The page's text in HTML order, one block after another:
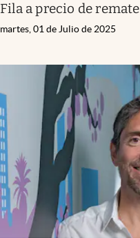
Fila a precio de remate
martes, 01 de Julio de 2025